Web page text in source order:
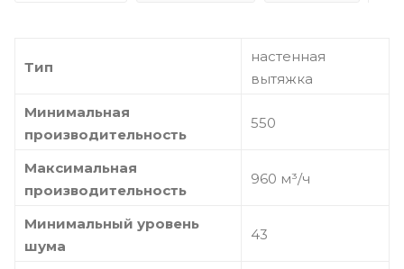
Тип
настенная
вытяжка
Минимальная
производительность
550
Максимальная
производительность
960 м³/ч
Минимальный уровень
шума
43